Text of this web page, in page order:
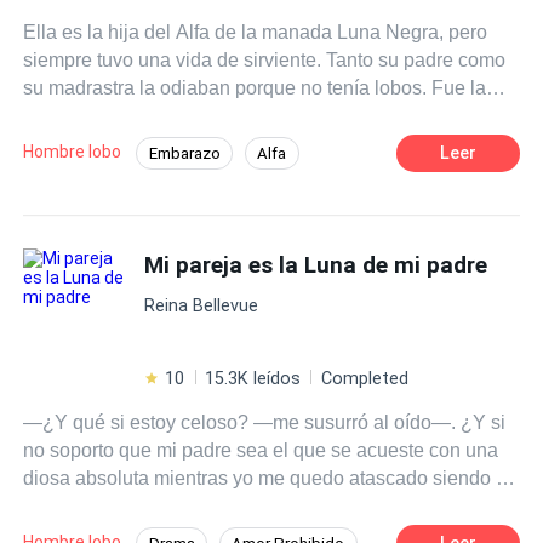
perderam.
Ella es la hija del Alfa de la manada Luna Negra, pero
siempre tuvo una vida de sirviente. Tanto su padre como
su madrastra la odiaban porque no tenía lobos. Fue la
un hombre misterioso, quien le quitó la virginidad y
arruinó su vida. En consecuencia, fue desterrada y se
amo. ¿ sabes? Una mujer tan viciosa como tú solo
merece un hombre como yo. Connor tiene razón. no eres
nada en comparación con annette. así que nunca puedes
Hombre lobo Embarazo Alfa
Comedia Venganza
Leer
Mi pareja es la Luna de mi padre
Reina Bellevue
10 15.3K leídos Completed
—¿Y qué si estoy celoso? —me susurró al oído—. ¿Y si
no soporto que mi padre sea el que se acueste con una
diosa absoluta mientras yo me quedo atascado siendo su
deseo, Aria. No soporto la idea de que seas mi